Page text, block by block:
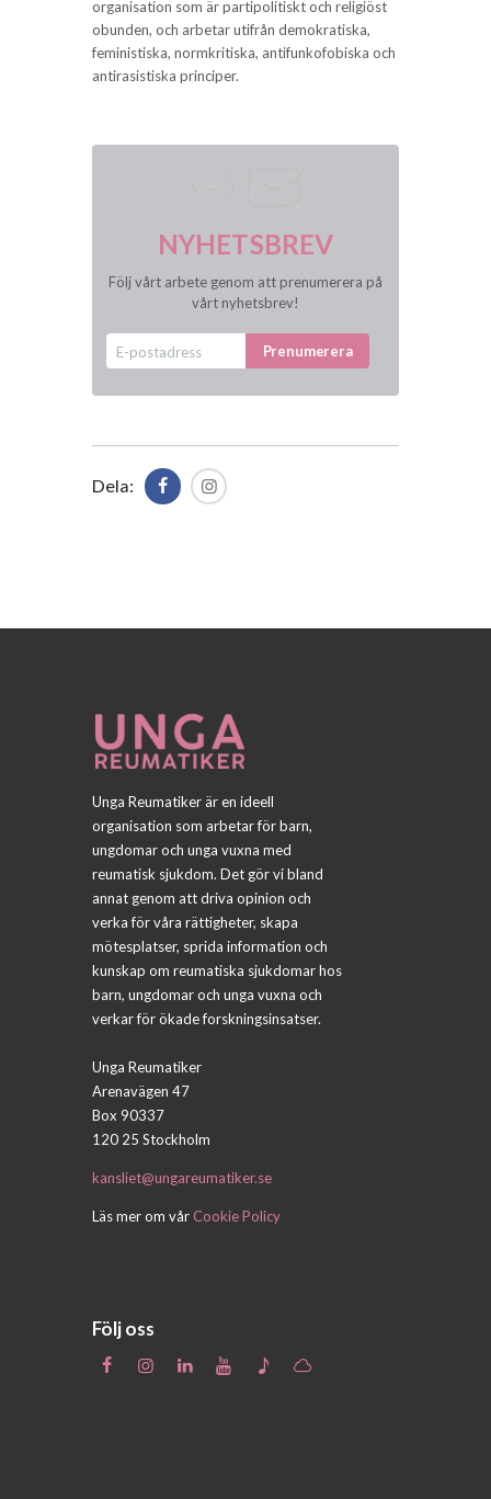
organisation som är partipolitiskt och religiöst
obunden, och arbetar utifrån demokratiska,
feministiska, normkritiska, antifunkofobiska och
antirasistiska principer.
NYHETSBREV
Följ vårt arbete genom att prenumerera på
vårt nyhetsbrev!
Dela:
Unga Reumatiker är en ideell
organisation som arbetar för barn,
ungdomar och unga vuxna med
reumatisk sjukdom. Det gör vi bland
annat genom att driva opinion och
verka för våra rättigheter, skapa
mötesplatser, sprida information och
kunskap om reumatiska sjukdomar hos
barn, ungdomar och unga vuxna och
verkar för ökade forskningsinsatser.
Unga Reumatiker
Arenavägen 47
Box 90337
120 25 Stockholm
kansliet@ungareumatiker.se
Läs mer om vårCookie Policy
Följ oss